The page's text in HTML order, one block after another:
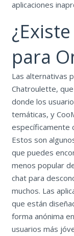
aplicaciones
para
Las alternativas
Chatroulette,
donde los
temáticas, y
específicamente
Estos son
que puedes
menos popular
chat para
muchos. Las
que están
forma anónima
usuarios más